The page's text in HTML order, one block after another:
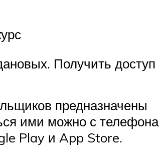
Получить доступ
предназначены
ими можно с телефона
Play и App Store.